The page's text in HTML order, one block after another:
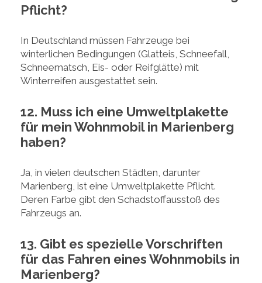
Pflicht?
In Deutschland müssen Fahrzeuge bei
winterlichen Bedingungen (Glatteis, Schneefall,
Schneematsch, Eis- oder Reifglätte) mit
Winterreifen ausgestattet sein.
12. Muss ich eine Umweltplakette
für mein Wohnmobil in Marienberg
haben?
Ja, in vielen deutschen Städten, darunter
Marienberg, ist eine Umweltplakette Pflicht.
Deren Farbe gibt den Schadstoffausstoß des
Fahrzeugs an.
13. Gibt es spezielle Vorschriften
für das Fahren eines Wohnmobils in
Marienberg?